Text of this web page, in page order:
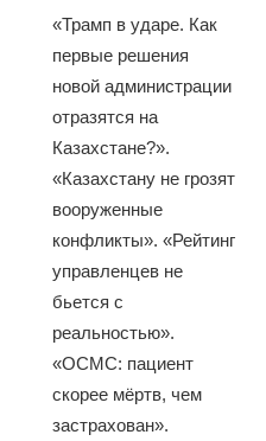
«Трамп в ударе. Как
первые решения
новой администрации
отразятся на
Казахстане?».
«Казахстану не грозят
вооруженные
конфликты». «Рейтинг
управленцев не
бьется с
реальностью».
«ОСМС: пациент
скорее мёртв, чем
застрахован».